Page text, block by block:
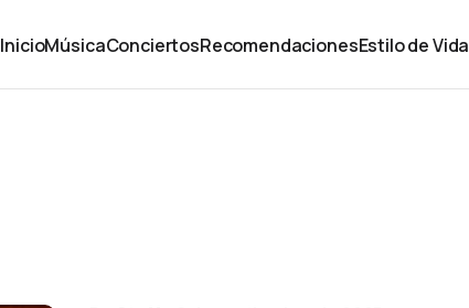
InicioMúsicaConciertosRecomendacionesEstilo de Vida